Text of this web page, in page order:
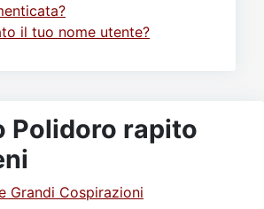
il tuo nome utente?
Polidoro rapito
Grandi Cospirazioni